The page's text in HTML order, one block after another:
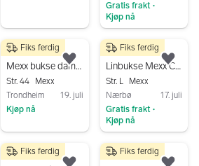
Gratis frakt •
Kjøp nå
220 kr
Mexx bukse dame str 44 mørk blå
Str. 44
Mexx
Trondheim
19. juli
Kjøp nå
Fiks ferdig
Legg til som favoritt.
Gå til annonsen
299 kr
Linbukse Mexx Capri, str. L
Str. L
Mexx
Nærbø
17. juli
Gratis frakt •
Kjøp nå
Fiks ferdig
59 krFiks ferdig 299 krFiks ferdig